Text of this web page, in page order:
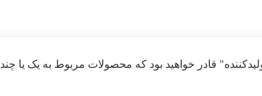
قادر خواهید بود که محصولات مربوط به یک یا چند